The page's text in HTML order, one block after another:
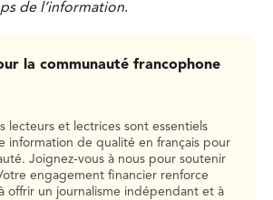
de l’information.
la communauté francophone
lecteurs et lectrices sont essentiels
information de qualité en français pour
Joignez-vous à nous pour soutenir
engagement financier renforce
offrir un journalisme indépendant et à